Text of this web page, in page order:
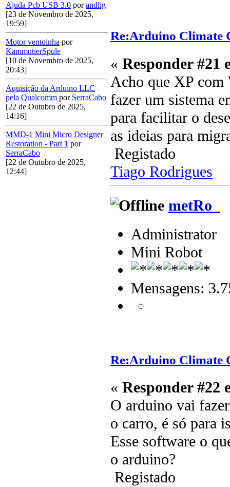
Ajuda Pcb USB 3.0 porandlig
[23 de Novembro de 2025,
19:59]
Motor ventoinha por
KammutierSpule
[10 de Novembro de 2025,
20:43]
Aquisição da Arduino LLC
pela Qualcomm por SerraCabo
[22 de Outubro de 2025,
14:16]
MMD-1 Mini Micro Designer
Restoration - Part 1 por
SerraCabo
[22 de Outubro de 2025,
12:44]
Re:Arduino Climate
« Responder #21
Acho que XP com
fazer um sistema
para facilitar o
as ideias para
Registado
Tiago Rodrigues
metRo_
Administrator
Mini Robot
Mensagens:
Re:Arduino Climate
« Responder #22
O arduino vai
o carro, é só para
Esse software o
o arduino?
Registado